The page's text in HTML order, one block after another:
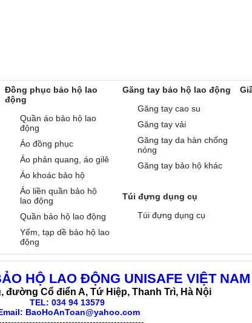
Đồng phục bảo hộ lao
động
Quần áo bảo hộ lao
động
Áo đồng phục
Áo phản quang, áo gilê
Áo khoác bảo hộ
Áo liền quần bảo hộ
lao động
Quần bảo hộ lao động
Yếm, tạp dề bảo hộ lao
động
Găng tay bảo hộ lao động
Găng tay cao su
Găng tay vải
Găng tay da hàn chống
nóng
Găng tay bảo hộ khác
Túi đựng dụng cụ
Túi đựng dụng cụ
HỘ LAO ĐỘNG UNISAFE VIỆT NAM
đường Cổ điển A, Tứ Hiệp, Thanh Trì, Hà Nội
TEL: 034 94 13579
BaoHoAnToan@yahoo.com